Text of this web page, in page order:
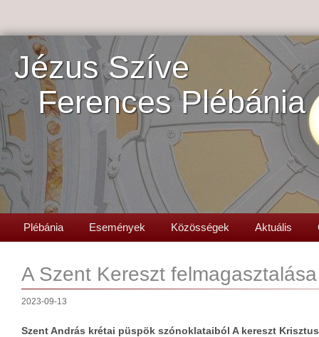
Jézus Szíve
Ferences Plébánia
Plébánia Események Közösségek Aktuális
A Szent Kereszt
2023-09-13
Szent András krétai püspök szónoklataiból A kereszt